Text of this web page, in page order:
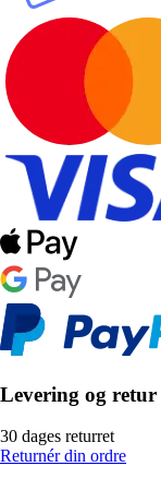
Levering og retur
30 dages returret
Returnér din ordre